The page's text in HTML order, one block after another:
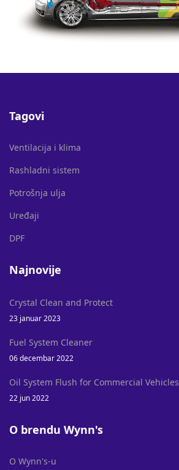
Tagovi
Ventilacija i klima
Rashladni sistem
Potrošnja ulja
Uređaji
DPF
Najnovije
Crystal Clean and Protect
23 januar 2023
Fuel System Cleaner
06 decembar 2022
Oil System Flush for Commercial Vehicles
22 jun 2022
O brendu Wynn's
O Wynn's-u